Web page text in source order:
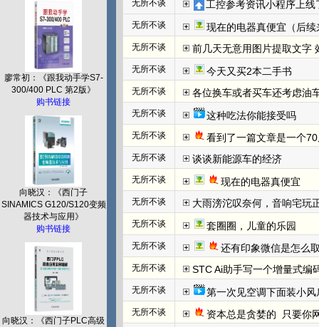
廖常初：《跟我动手学S7-
300/400 PLC 第2版》
购书链接
向晓汉：《西门子
SINAMICS G120/S120变频
器技术与应用》
购书链接
向晓汉：《西门子PLC高级
无所不谈 工控参考资讯小程序上线
无所不谈 现在的电器真便宜（后续
无所不谈 前几天无意用图片提取文字
无所不谈 今天又买2本二手书
无所不谈 各位换车或者买车还考虑油
无所不谈 这种吃法你能接受吗
无所不谈 看到了一篇文章是一个
无所不谈 谈谈新能源车的经济
无所不谈 现在的电器真便宜
无所不谈 大雨滂沱叹奈何，音响宅玩
无所不谈 套圈圈，儿童的乐园
无所不谈 还有印象微信是怎么
无所不谈 STC Ai助手写一个增量式编
无所不谈 第一次见空调下面装小风
无所不谈 资本总是贪婪的  只要你